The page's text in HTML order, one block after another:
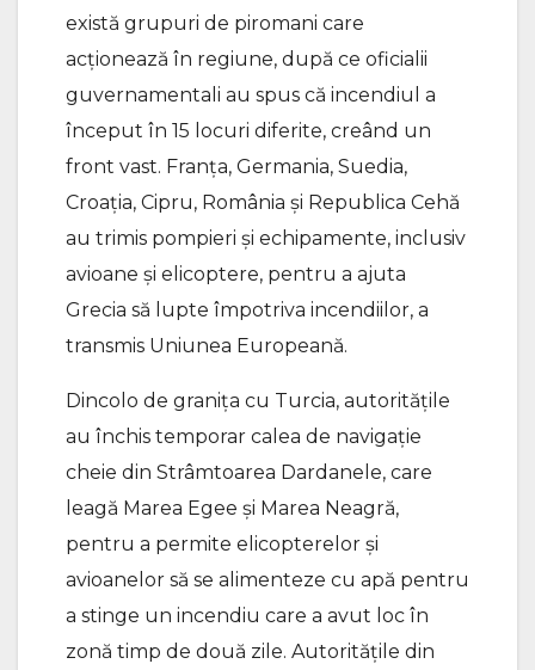
există grupuri de piromani care
acţionează în regiune, după ce oficialii
guvernamentali au spus că incendiul a
început în 15 locuri diferite, creând un
front vast. Franța, Germania, Suedia,
Croația, Cipru, România și Republica Cehă
au trimis pompieri și echipamente, inclusiv
avioane și elicoptere, pentru a ajuta
Grecia să lupte împotriva incendiilor, a
transmis Uniunea Europeană.
Dincolo de granița cu Turcia, autoritățile
au închis temporar calea de navigație
cheie din Strâmtoarea Dardanele, care
leagă Marea Egee și Marea Neagră,
pentru a permite elicopterelor și
avioanelor să se alimenteze cu apă pentru
a stinge un incendiu care a avut loc în
zonă timp de două zile. Autoritățile din